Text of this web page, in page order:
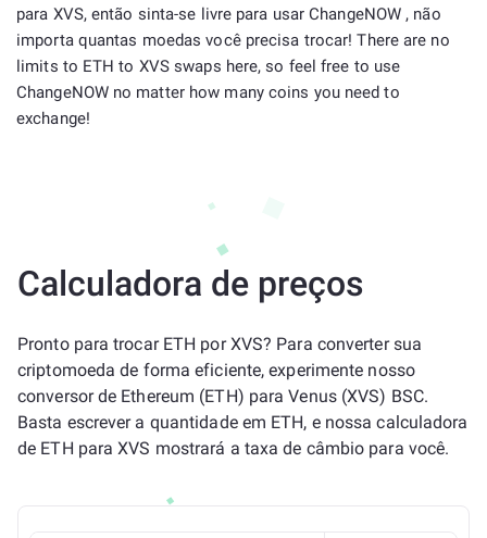
para XVS, então sinta-se livre para usar ChangeNOW , não
importa quantas moedas você precisa trocar! There are no
limits to ETH to XVS swaps here, so feel free to use
ChangeNOW no matter how many coins you need to
exchange!
Calculadora de preços
Pronto para trocar ETH por XVS? Para converter sua
criptomoeda de forma eficiente, experimente nosso
conversor de Ethereum (ETH) para Venus (XVS) BSC.
Basta escrever a quantidade em ETH, e nossa calculadora
de ETH para XVS mostrará a taxa de câmbio para você.